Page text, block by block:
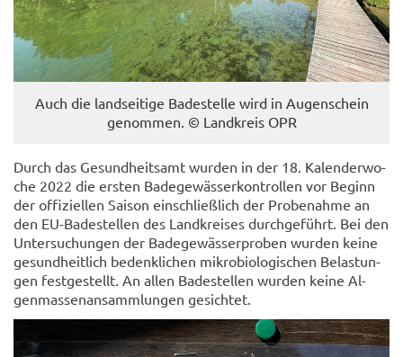
Auch die land­sei­ti­ge Ba­de­stel­le wird in Au­gen­schein
ge­nom­men. © Land­kreis OPR
Durch das Ge­sund­heits­amt wur­den in der 18. Ka­len­der­wo­
che 2022 die ers­ten Ba­de­ge­wäs­ser­kon­trol­len vor Be­ginn
der of­fi­zi­el­len Sai­son ein­schließ­lich der Pro­be­nah­me an
den EU-​Badestellen des Land­krei­ses durch­ge­führt. Bei den
Un­ter­su­chun­gen der Ba­de­ge­wäs­ser­pro­ben wur­den keine
ge­sund­heit­lich be­denk­li­chen mi­kro­bio­lo­gi­schen Be­las­tun­
gen fest­ge­stellt. An allen Ba­de­stel­len wur­den keine Al­
gen­mas­sen­an­samm­lun­gen ge­sich­tet.